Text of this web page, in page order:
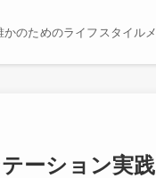
のためのライフスタイル
ーション実